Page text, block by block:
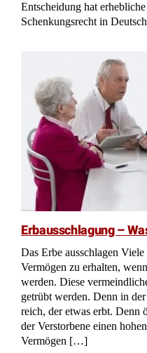
Entscheidung hat
Schenkungsrecht in
Erbausschlagung –
Das Erbe ausschlagen
Vermögen zu erhalten,
werden. Diese
getrübt werden. Denn in
reich, der etwas erbt. Denn
der Verstorbene einen
Vermögen […]